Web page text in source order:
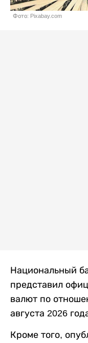
Фото: Pixabay.com
Национальный
представил
валют по
августа 2026
Кроме того,